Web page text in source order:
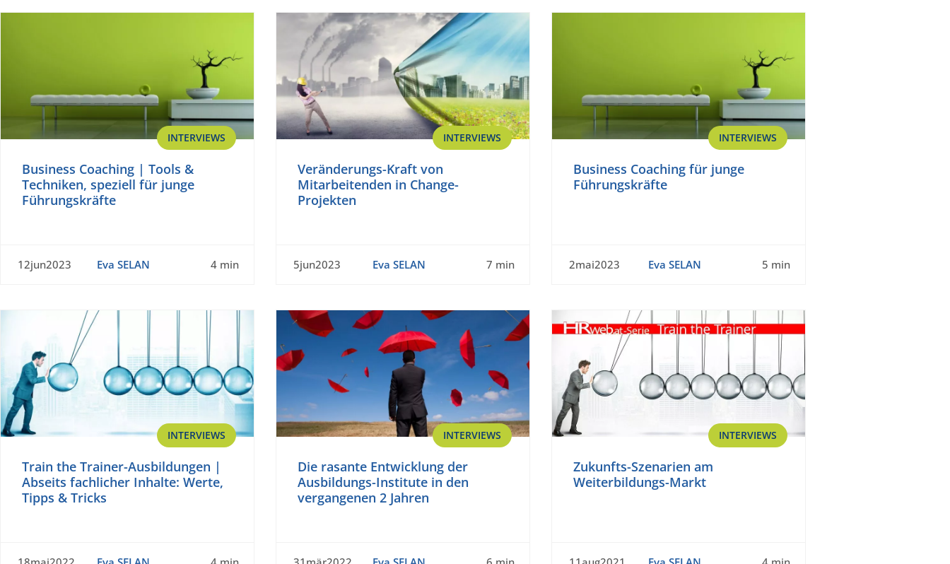
INTERVIEWS
Business Coaching | Tools &
Techniken, speziell für junge
Führungskräfte
12jun2023 Eva SELAN 4 min
INTERVIEWS
Veränderungs-Kraft von
Mitarbeitenden in Change-
Projekten
5jun2023 Eva SELAN 7 min
INTERVIEWS
Business Coaching für junge
Führungskräfte
2mai2023 Eva SELAN 5 min
INTERVIEWS
Train the Trainer-Ausbildungen |
Abseits fachlicher Inhalte: Werte,
Tipps & Tricks
INTERVIEWS
Die rasante Entwicklung der
Ausbildungs-Institute in den
vergangenen 2 Jahren
INTERVIEWS
Zukunfts-Szenarien am
Weiterbildungs-Markt